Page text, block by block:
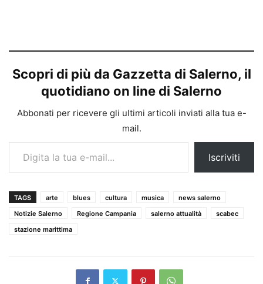
Scopri di più da Gazzetta di Salerno, il
quotidiano on line di Salerno
Abbonati per ricevere gli ultimi articoli inviati alla tua e-
mail.
Digita la tua e-mail...
Iscriviti
TAGS arte blues cultura musica
news salerno
Notizie Salerno
Regione Campania salerno attualità
scabec
stazione marittima